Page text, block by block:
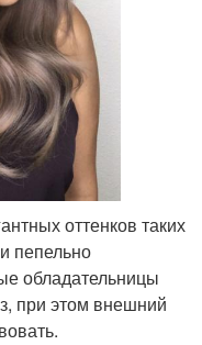
оттенков таких
пепельно
обладательницы
при этом внешний